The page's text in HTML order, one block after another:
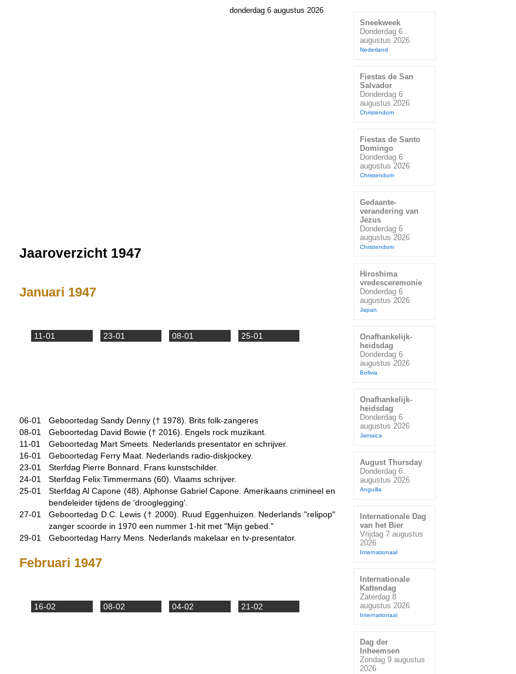
Sneekweek
Donderdag 6
augustus 2026
Nederland
Fiestas de San
Salvador
Donderdag 6
augustus 2026
Christendom
Fiestas de Santo
Domingo
Donderdag 6
augustus 2026
Christendom
Gedaante-
verandering van
Jezus
Donderdag 6
augustus 2026
Christendom
Hiroshima
vredesceremonie
Donderdag 6
augustus 2026
Japan
Onafhankelijk-
heidsdag
Donderdag 6
augustus 2026
Bolivia
Onafhankelijk-
heidsdag
Donderdag 6
augustus 2026
Jamaica
August Thursday
Donderdag 6
augustus 2026
Anguilla
Internationale Dag
van het Bier
Vrijdag 7 augustus
2026
Internationaal
Internationale
Kattendag
Zaterdag 8
augustus 2026
Internationaal
Dag der
Inheemsen
Zondag 9 augustus
2026
donderdag 6 augustus 2026
Jaaroverzicht 1947
Januari 1947
11-01 23-01 08-01 25-01
06-01 Geboortedag Sandy Denny († 1978). Brits folk-zangeres
08-01
Geboortedag David Bowie († 2016). Engels rock muzikant.
11-01
Geboortedag Mart Smeets. Nederlands presentator en schrijver.
16-01
Geboortedag Ferry Maat. Nederlands radio-diskjockey.
23-01
Sterfdag Pierre Bonnard. Frans kunstschilder.
24-01
Sterfdag Felix Timmermans (60). Vlaams schrijver.
25-01
Sterfdag Al Capone (48). Alphonse Gabriel Capone. Amerikaans crimineel en
bendeleider tijdens de 'drooglegging'.
27-01
Geboortedag D.C. Lewis († 2000). Ruud Eggenhuizen. Nederlands "relipop"
zanger scoorde in 1970 een nummer 1-hit met "Mijn gebed."
29-01
Geboortedag Harry Mens. Nederlands makelaar en tv-presentator.
Februari 1947
16-02 08-02 04-02 21-02